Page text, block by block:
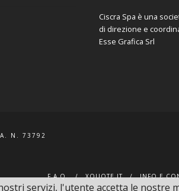
Ciscra Spa è una
di direzione e
Esse Grafica Srl
N. 73792
F.A.Q. XQUOTE.IT INFO E
servizi, l'utente accetta le nostre